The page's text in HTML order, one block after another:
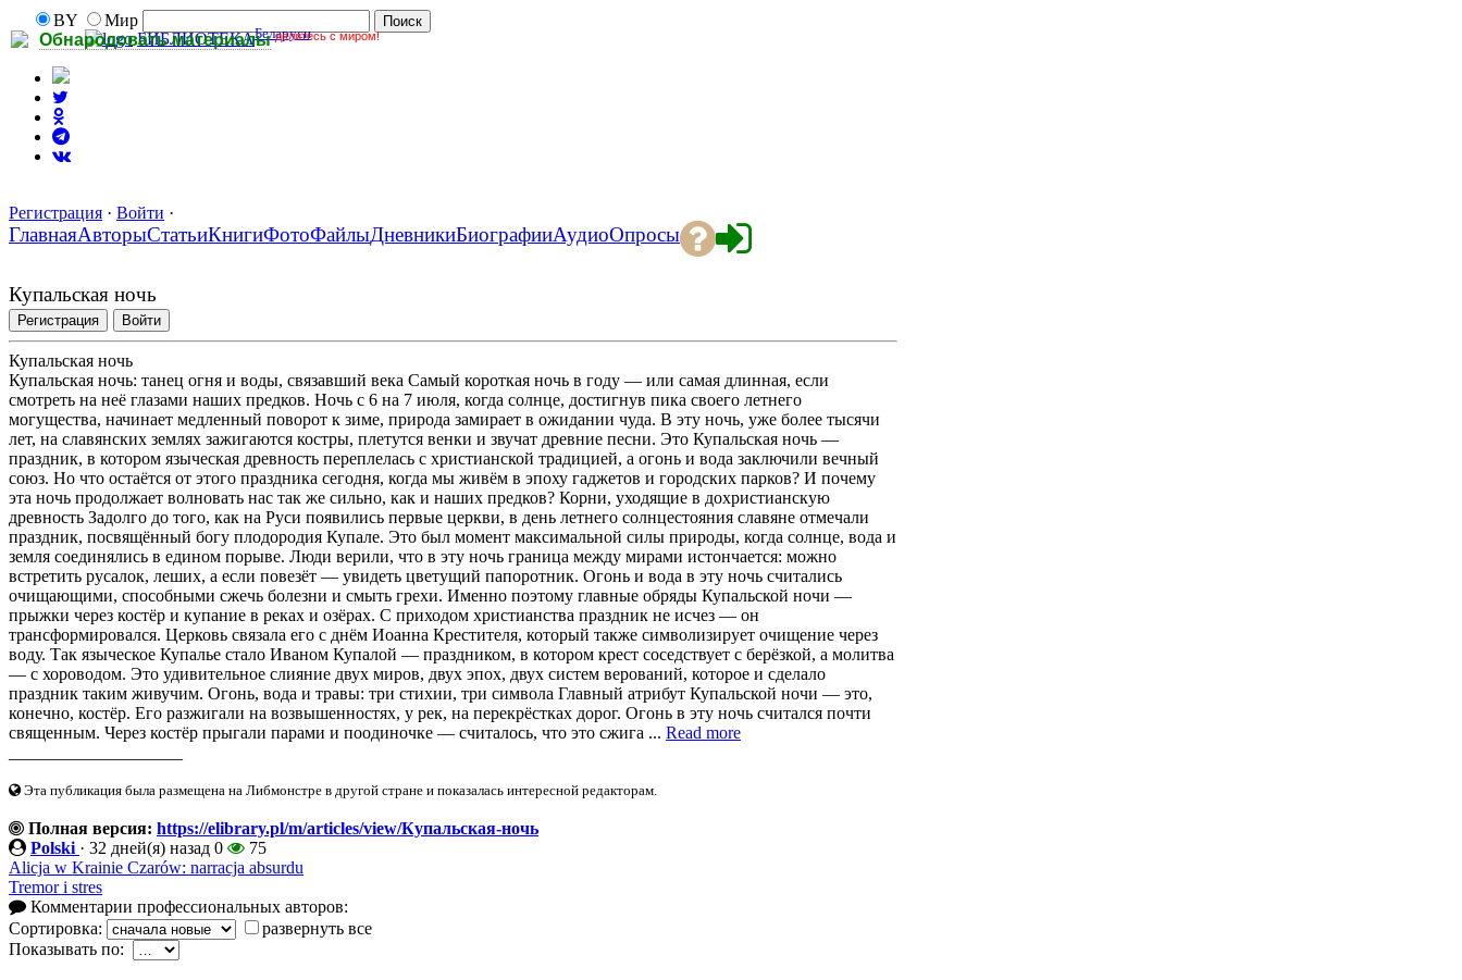
Обнародовать материалы делитесь с миром!
BY
Мир
БИБЛИОТЕКАБеларуси
Регистрация · Войти ·
ГлавнаяАвторыСтатьиКнигиФотоФайлыДневникиБиографииАудиоОпросы
Купальская ночь
Регистрация Войти
Купальская ночь
Купальская ночь: танец огня и воды, связавший века Самый короткая ночь в году — или самая длинная, если
смотреть на неё глазами наших предков. Ночь с 6 на 7 июля, когда солнце, достигнув пика своего летнего
могущества, начинает медленный поворот к зиме, природа замирает в ожидании чуда. В эту ночь, уже более тысячи
лет, на славянских землях зажигаются костры, плетутся венки и звучат древние песни. Это Купальская ночь —
праздник, в котором языческая древность переплелась с христианской традицией, а огонь и вода заключили вечный
союз. Но что остаётся от этого праздника сегодня, когда мы живём в эпоху гаджетов и городских парков? И почему
эта ночь продолжает волновать нас так же сильно, как и наших предков? Корни, уходящие в дохристианскую
древность Задолго до того, как на Руси появились первые церкви, в день летнего солнцестояния славяне отмечали
праздник, посвящённый богу плодородия Купале. Это был момент максимальной силы природы, когда солнце, вода и
земля соединялись в едином порыве. Люди верили, что в эту ночь граница между мирами истончается: можно
встретить русалок, леших, а если повезёт — увидеть цветущий папоротник. Огонь и вода в эту ночь считались
очищающими, способными сжечь болезни и смыть грехи. Именно поэтому главные обряды Купальской ночи —
прыжки через костёр и купание в реках и озёрах. С приходом христианства праздник не исчез — он
трансформировался. Церковь связала его с днём Иоанна Крестителя, который также символизирует очищение через
воду. Так языческое Купалье стало Иваном Купалой — праздником, в котором крест соседствует с берёзкой, а молитва
— с хороводом. Это удивительное слияние двух миров, двух эпох, двух систем верований, которое и сделало
праздник таким живучим. Огонь, вода и травы: три стихии, три символа Главный атрибут Купальской ночи — это,
конечно, костёр. Его разжигали на возвышенностях, у рек, на перекрёстках дорог. Огонь в эту ночь считался почти
священным. Через костёр прыгали парами и поодиночке — считалось, что это сжига ... Read more
Эта публикация была размещена на Либмонстре в другой стране и показалась интересной редакторам.
Полная версия: https://elibrary.pl/m/articles/view/Купальская-ночь
Polski · 32 дней(я) назад 0
75
Alicja w Krainie Czarów: narracja absurdu
Tremor i stres
Комментарии профессиональных авторов:
Сортировка:
развернуть все
Показывать по: